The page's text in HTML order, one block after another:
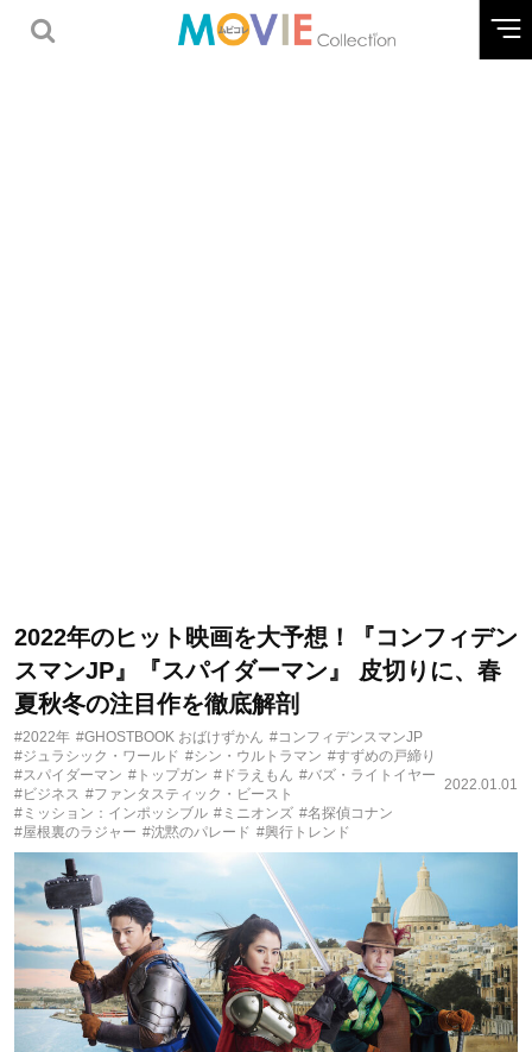
2022年のヒット映画を大予想！『コンフィデン
スマンJP』『スパイダーマン』 皮切りに、春
夏秋冬の注目作を徹底解剖
#2022年 #GHOSTBOOK おばけずかん #コンフィデンスマンJP
#ジュラシック・ワールド #シン・ウルトラマン #すずめの戸締り
#スパイダーマン #トップガン #ドラえもん #バズ・ライトイヤー
#ビジネス #ファンタスティック・ビースト
#ミッション：インポッシブル #ミニオンズ #名探偵コナン
#屋根裏のラジャー #沈黙のパレード #興行トレンド
2022.01.01